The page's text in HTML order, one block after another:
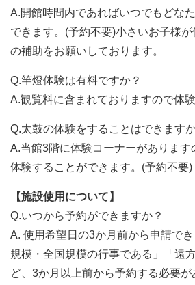
A.開館時間内であればいつでもどな
できます。(予約不要)小さいお子様
の補助をお願いしております。
Q.竿燈体験は有料ですか？
A.観覧料に含まれておりますので体験
Q.太鼓の体験をすることはできます
A.当館3階に体験コーナーがあります
体験することができます。(予約不要)
【施設使用について】
Q.いつから予約ができますか？
A. 使用希望日の3か月前から申請で
規模・全国規模の行事である」「遠
ど、3か月以上前から予約する必要